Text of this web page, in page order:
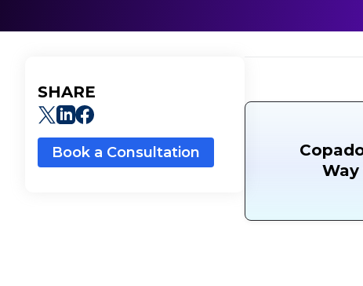
SHARE
Book a Consultation